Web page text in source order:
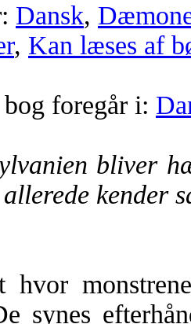
Dansk,
, Kan læses af
foregår i:
bliver
kender
hvor
synes